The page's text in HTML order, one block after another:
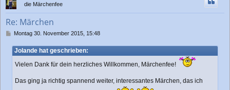
die Märchenfee
Re: Märchen
B
i
t
Montag 30. November 2015, 15:48
Jolande hat geschrieben:
Vielen Dank für dein herzliches Willkommen, Märchenfee!
Das ging ja richtig spannend weiter, interessantes Märchen, das ich